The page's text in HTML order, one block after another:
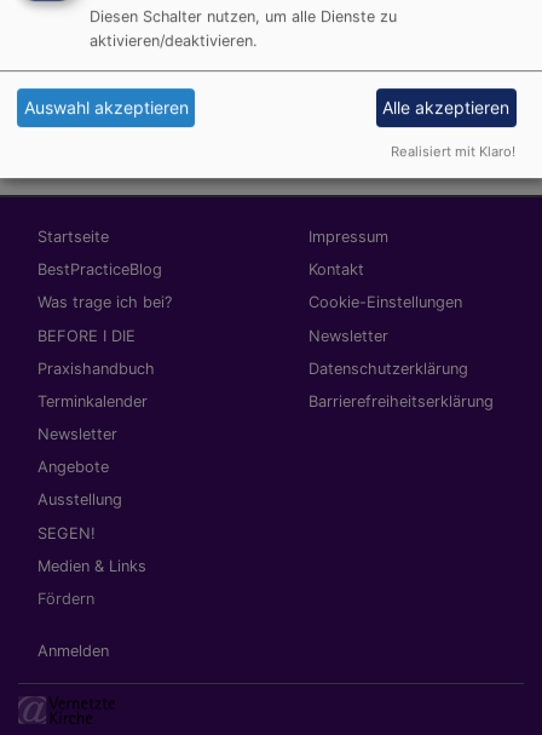
„Verwendungszweck“
Danke für Ihre Unterstützung! Vergelt’s Gott! Selamün
aleyküm! Friede sei mit Ihnen!
Hauptnavigation
Startseite
BestPracticeBlog
Was trage ich bei?
BEFORE I DIE
Praxishandbuch
Terminkalender
Newsletter
Angebote
Ausstellung
SEGEN!
Medien & Links
Fördern
Fußbereichsmenü
Impressum
Kontakt
Cookie-Einstellungen
Newsletter
Datenschutzerklärung
Barrierefreiheitserklärung
Benutzermenü
Anmelden
Diesen Schalter nutzen, um alle Dienste zu
aktivieren/deaktivieren.
Auswahl akzeptieren Alle akzeptieren
Realisiert mit Klaro!